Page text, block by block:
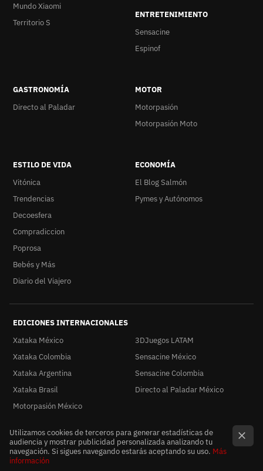
Mundo Xiaomi
Territorio S
ENTRETENIMIENTO
Sensacine
Espinof
GASTRONOMÍA
Directo al Paladar
MOTOR
Motorpasión
Motorpasión Moto
ESTILO DE VIDA
Vitónica
Trendencias
Decoesfera
Compradiccion
Poprosa
Bebés y Más
Diario del Viajero
ECONOMÍA
El Blog Salmón
Pymes y Autónomos
EDICIONES INTERNACIONALES
Xataka México
Xataka Colombia
Xataka Argentina
Xataka Brasil
3DJuegos LATAM
Sensacine México
Sensacine Colombia
Directo al Paladar México
Motorpasión México
Utilizamos cookies de terceros para generar estadísticas de
audiencia y mostrar publicidad personalizada analizando tu
navegación. Si sigues navegando estarás aceptando su uso. Más
información